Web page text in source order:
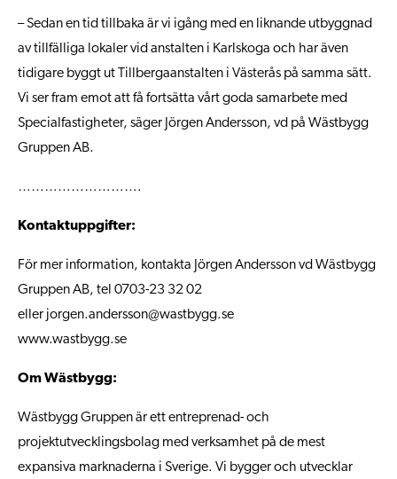
– Sedan en tid tillbaka är vi igång med en liknande utbyggnad
av tillfälliga lokaler vid anstalten i Karlskoga och har även
tidigare byggt ut Tillbergaanstalten i Västerås på samma sätt.
Vi ser fram emot att få fortsätta vårt goda samarbete med
Specialfastigheter, säger Jörgen Andersson, vd på Wästbygg
Gruppen AB.
……………………….
Kontaktuppgifter:
För mer information, kontakta Jörgen Andersson vd Wästbygg
Gruppen AB, tel 0703-23 32 02
eller jorgen.andersson@wastbygg.se
www.wastbygg.se
Om Wästbygg:
Wästbygg Gruppen är ett entreprenad- och
projektutvecklingsbolag med verksamhet på de mest
expansiva marknaderna i Sverige. Vi bygger och utvecklar